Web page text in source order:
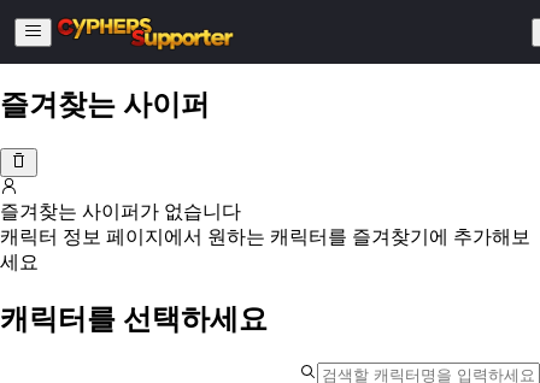
캐
릭
터
정
보
즐겨찾는 사이퍼
즐겨찾는 사이퍼가 없습니다
캐릭터 정보 페이지에서 원하는 캐릭터를 즐겨찾기에 추가해보
세요
캐릭터를 선택하세요